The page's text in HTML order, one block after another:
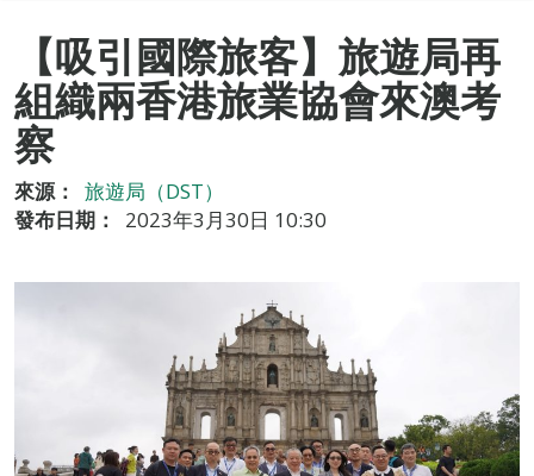
【吸引國際旅客】旅遊局再
組織兩香港旅業協會來澳考
察
來源：
旅遊局（DST）
發布日期：
2023年3月30日 10:30